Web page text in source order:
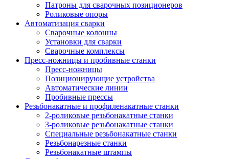
Патроны для сварочных позиционеров
Роликовые опоры
Автоматизация сварки
Сварочные колонны
Установки для сварки
Сварочные комплексы
Пресс-ножницы и пробивные станки
Пресс-ножницы
Позиционирующие устройства
Автоматические линии
Пробивные прессы
Резьбонакатные и профиленакатные станки
2-роликовые резьбонакатные станки
3-роликовые резьбонакатные станки
Специальные резьбонакатные станки
Резьбонарезные станки
Резьбонакатные штампы